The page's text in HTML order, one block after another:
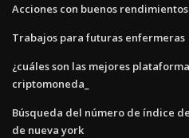
Acciones con buenos rendimientos
Trabajos para futuras enfermeras
¿cuáles son las mejores
criptomoneda_
Búsqueda del número de índice
de nueva york